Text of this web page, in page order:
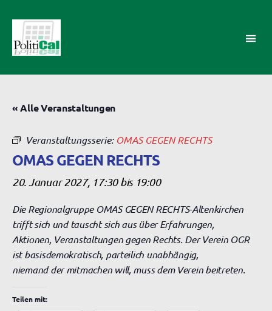
AK
« Alle Veranstaltungen
Veranstaltungsserie: OMAS GEGEN RECHTS
OMAS GEGEN RECHTS
20. Januar 2027, 17:30bis 19:00
Die Regionalgruppe OMAS GEGEN RECHTS-Altenkirchen
trifft sich und tauscht sich aus über Erfahrungen,
Aktionen, Veranstaltungen gegen Rechts. Der Verein OGR
ist basisdemokratisch, parteilich unabhängig,
niemand der mitmachen will, muss dem Verein beitreten.
Teilen mit: